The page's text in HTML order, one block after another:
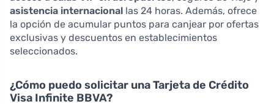
asistencia internacional las 24 horas. Además, ofrece
la opción de acumular puntos para canjear por ofertas
exclusivas y descuentos en establecimientos
seleccionados.
¿Cómo puedo solicitar una Tarjeta de Crédito
Visa Infinite BBVA?